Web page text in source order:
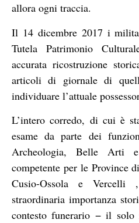
allora ogni traccia.
Il 14 dicembre 2017 i
Tutela Patrimonio
accurata ricostruzione
articoli di giornale di
individuare l’attuale
L’intero corredo, di cui è
esame da parte dei
Archeologia, Belle Arti
competente per le Province
Cusio-Ossola e
straordinaria importanza
contesto funerario − il solo